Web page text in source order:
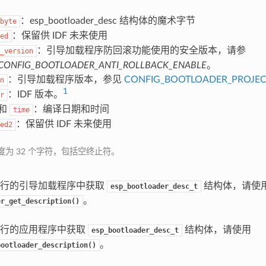
：esp_bootloader_desc 结构体的魔术字节
：保留供 IDF 未来使用
：引导加载程序防回滚功能使用的安全版本，请参
。
：引导加载程序版本，参见
：IDF 版本。 1
time ：编译日期和时间
：保留供 IDF 未来使用
为 32 个字符，包括空终止符。
的引导加载程序中获取 esp_bootloader_desc_t 结构体，请使
。
的应用程序中获取 esp_bootloader_desc_t 结构体，请使用
。